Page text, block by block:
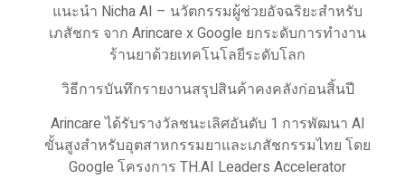
แนะนำ Nicha AI – นวัตกรรมผู้ช่วยอัจฉริยะสำหรับ
เภสัชกร จาก Arincare x Google ยกระดับการทำงาน
ร้านยาด้วยเทคโนโลยีระดับโลก
วิธีการบันทึกรายงานสรุปสินค้าคงคลังก่อนสิ้นปี
Arincare ได้รับรางวัลชนะเลิศอันดับ 1 การพัฒนา AI
ขั้นสูงสำหรับอุตสาหกรรมยาและเภสัชกรรมไทย โดย
Google โครงการ TH.AI Leaders Accelerator